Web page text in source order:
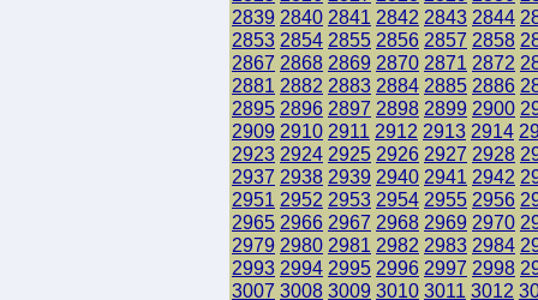
2839 2840 2841 2842 2843 2844
2853 2854 2855 2856 2857 2858
2867 2868 2869 2870 2871 2872
2881 2882 2883 2884 2885 2886
2895 2896 2897 2898 2899 2900
2909 2910 2911 2912 2913 2914
2923 2924 2925 2926 2927 2928
2937 2938 2939 2940 2941 2942
2951 2952 2953 2954 2955 2956
2965 2966 2967 2968 2969 2970
2979 2980 2981 2982 2983 2984
2993 2994 2995 2996 2997 2998
3007 3008 3009 3010 3011 3012